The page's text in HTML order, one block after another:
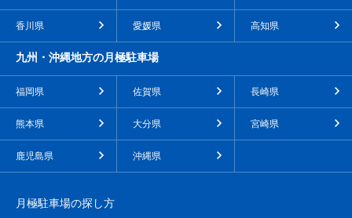
香川県 愛媛県 高知県
九州・沖縄地方の月極駐車場
福岡県 佐賀県 長崎県
熊本県 大分県 宮崎県
鹿児島県 沖縄県
月極駐車場の探し方